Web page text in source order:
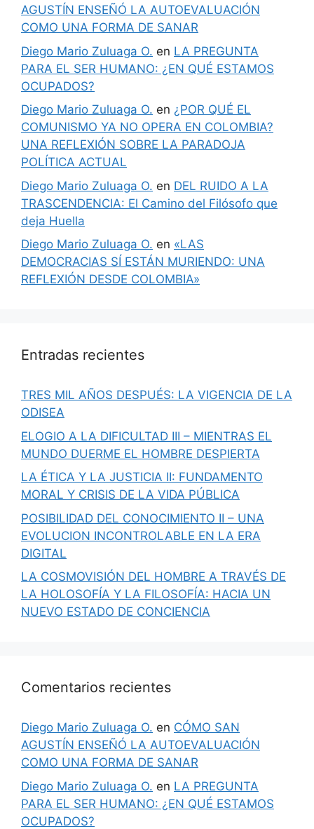
AGUSTÍN ENSEÑÓ LA AUTOEVALUACIÓN
COMO UNA FORMA DE SANAR
Diego Mario Zuluaga O. en LA PREGUNTA
PARA EL SER HUMANO: ¿EN QUÉ ESTAMOS
OCUPADOS?
Diego Mario Zuluaga O. en ¿POR QUÉ EL
COMUNISMO YA NO OPERA EN COLOMBIA?
UNA REFLEXIÓN SOBRE LA PARADOJA
POLÍTICA ACTUAL
Diego Mario Zuluaga O. en DEL RUIDO A LA
TRASCENDENCIA: El Camino del Filósofo que
deja Huella
Diego Mario Zuluaga O. en «LAS
DEMOCRACIAS SÍ ESTÁN MURIENDO: UNA
REFLEXIÓN DESDE COLOMBIA»
Entradas recientes
TRES MIL AÑOS DESPUÉS: LA VIGENCIA DE LA
ODISEA
ELOGIO A LA DIFICULTAD III – MIENTRAS EL
MUNDO DUERME EL HOMBRE DESPIERTA
LA ÉTICA Y LA JUSTICIA II: FUNDAMENTO
MORAL Y CRISIS DE LA VIDA PÚBLICA
POSIBILIDAD DEL CONOCIMIENTO II – UNA
EVOLUCION INCONTROLABLE EN LA ERA
DIGITAL
LA COSMOVISIÓN DEL HOMBRE A TRAVÉS DE
LA HOLOSOFÍA Y LA FILOSOFÍA: HACIA UN
NUEVO ESTADO DE CONCIENCIA
Comentarios recientes
Diego Mario Zuluaga O. en CÓMO SAN
AGUSTÍN ENSEÑÓ LA AUTOEVALUACIÓN
COMO UNA FORMA DE SANAR
Diego Mario Zuluaga O. en LA PREGUNTA
PARA EL SER HUMANO: ¿EN QUÉ ESTAMOS
OCUPADOS?